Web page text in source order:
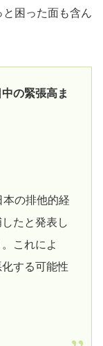
困った面も含ん
の緊張高ま
本の排他的経
たと発表し
これによ
する可能性